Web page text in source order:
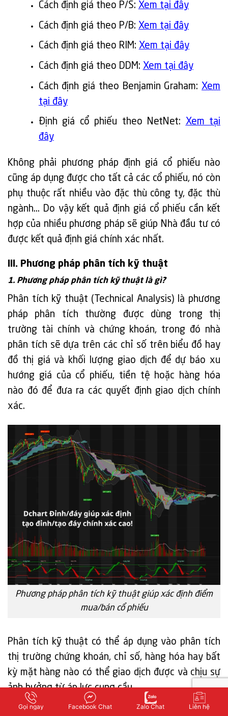
Cách định giá theo P/S: Xem tại đây
Cách định giá theo P/B: Xem tại đây
Cách định giá theo RIM: Xem tại đây
Cách định giá theo DDM: Xem tại đây
Cách định giá theo Benjamin Graham: Xem
tại đây
Định giá cổ phiếu theo NetNet: Xem tại
đây
Không phải phương pháp định giá cổ phiếu nào
cũng áp dụng được cho tất cả các cổ phiếu, nó còn
phụ thuộc rất nhiều vào đặc thù công ty, đặc thù
ngành… Do vậy kết quả định giá cổ phiếu cần kết
hợp của nhiều phương pháp sẽ giúp Nhà đầu tư có
được kết quả định giá chính xác nhất.
III. Phương pháp phân tích kỹ thuật
1. Phương pháp phân tích kỹ thuật là gì?
Phân tích kỹ thuật (Technical Analysis) là phương
pháp phân tích thường được dùng trong thị
trường tài chính và chứng khoán, trong đó nhà
phân tích sẽ dựa trên các chỉ số trên biểu đồ hay
đồ thị giá và khối lượng giao dịch để dự báo xu
hướng giá của cổ phiếu, tiền tệ hoặc hàng hóa
nào đó để đưa ra các quyết định giao dịch chính
xác.
Phương pháp phân tích kỹ thuật giúp xác định điểm
mua/bán cổ phiếu
Phân tích kỹ thuật có thể áp dụng vào phân tích
thị trường chứng khoán, chỉ số, hàng hóa hay bất
kỳ mặt hàng nào có thể giao dịch được và chịu sự
ảnh hưởng từ áp lực cung cầu.
Gọi ngay Facebook Chat Zalo Chat Liên hệ